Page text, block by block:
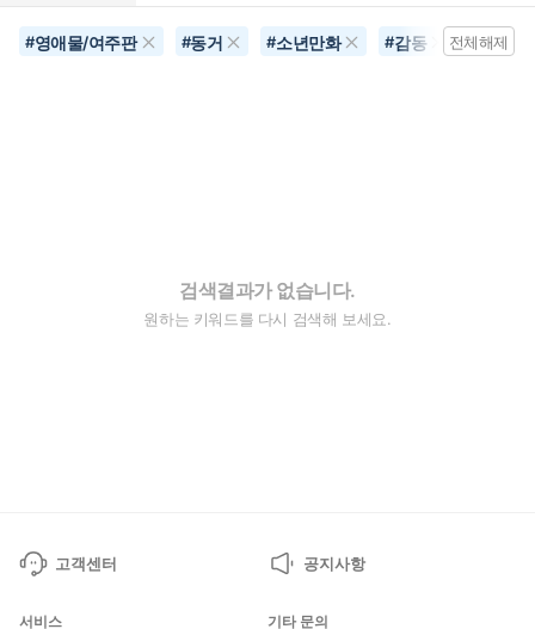
#영애물/여주판 #동거 #소년만화 #감동 #라이트
전체해제
검색결과가 없습니다.
원하는 키워드를 다시 검색해 보세요.
고객센터 공지사항
서비스 기타 문의